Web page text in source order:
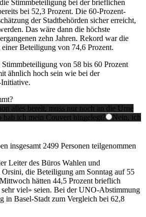
Stimmbeteiligung bei der brieflichen
bei 52,3 Prozent. Die 60-Prozent-
der Stadtbehörden sicher erreicht,
Das wäre dann die höchste
zehn Jahren. Rekord war die
Beteiligung von 74,6 Prozent.
von 58 bis 60 Prozent
ähnlich hoch sein wie bei der
Initiative.
alles bereit, muss nur noch an die Urne
hab ich mein Couvert hingelegt?
Nein, ich
insgesamt 2499 Personen teilgenommen
Leiter des Büros Wahlen und
die Beteiligung am Sonntag auf 55
hätten 44,5 Prozent brieflich
sehr viel» seien. Bei der UNO-Abstimmung
in Basel-Stadt zum Vergleich bei 62,8